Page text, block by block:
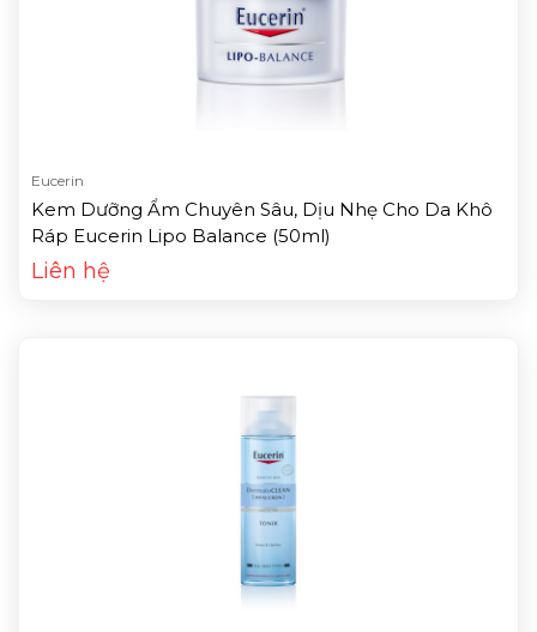
Eucerin
Kem Dưỡng Ẩm Chuyên Sâu, Dịu Nhẹ Cho Da Khô
Ráp Eucerin Lipo Balance (50ml)
Liên hệ